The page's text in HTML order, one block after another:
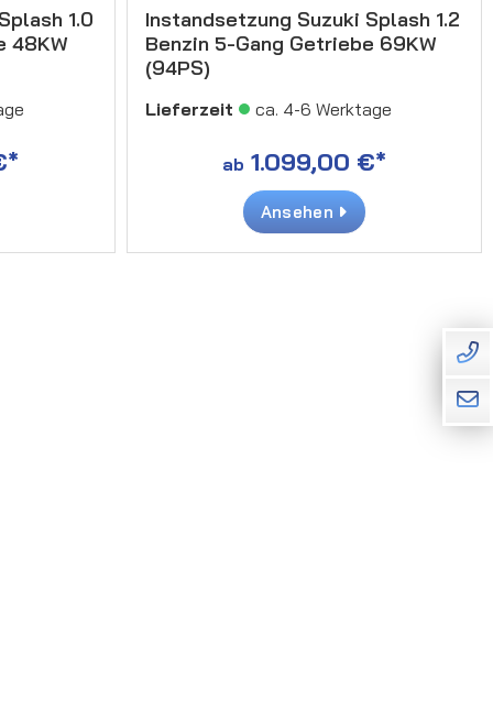
1.0
48KW
Instandsetzung Suzuki Splash 1.2
Benzin 5-Gang Getriebe 69KW
(94PS)
Lieferzeit ca. 4-6 Werktage
ab 1.099,00 €*
Ansehen